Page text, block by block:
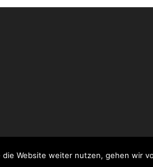
Website weiter nutzen, gehen wir